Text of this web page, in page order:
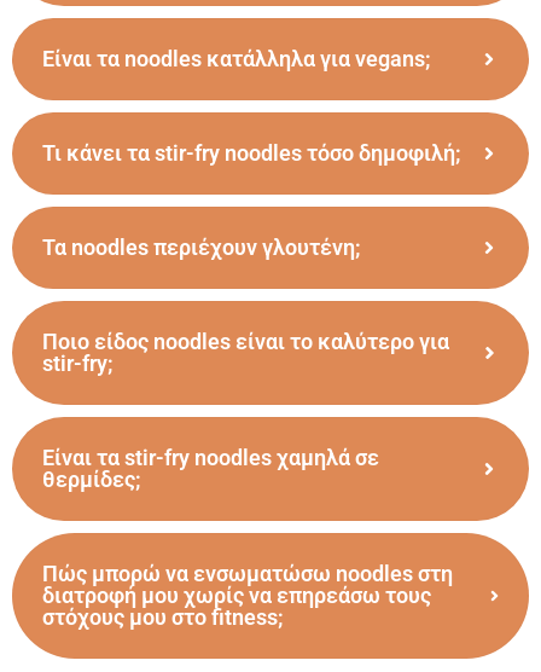
Είναι τα noodles κατάλληλα για vegans;
Τι κάνει τα stir-fry noodles τόσο δημοφιλή;
Τα noodles περιέχουν γλουτένη;
Ποιο είδος noodles είναι το καλύτερο για
stir-fry;
Είναι τα stir-fry noodles χαμηλά σε
θερμίδες;
Πώς μπορώ να ενσωματώσω noodles στη
διατροφή μου χωρίς να επηρεάσω τους
στόχους μου στο fitness;